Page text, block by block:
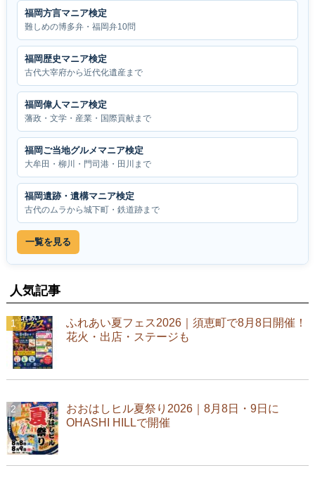
福岡方言マニア検定
難しめの博多弁・福岡弁10問
福岡歴史マニア検定
古代大宰府から近代化遺産まで
福岡偉人マニア検定
藩政・文学・産業・国際貢献まで
福岡ご当地グルメマニア検定
大牟田・柳川・門司港・田川まで
福岡遺跡・遺構マニア検定
古代のムラから城下町・鉄道跡まで
一覧を見る
人気記事
ふれあい夏フェス2026｜須恵町で8月8日開催！
花火・出店・ステージも
おおはしヒル夏祭り2026｜8月8日・9日に
OHASHI HILLで開催